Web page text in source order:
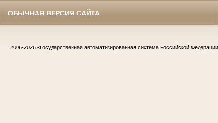
ОБЫЧНАЯ ВЕРСИЯ САЙТА
2006-2026 «Государственная автоматизированная система Российской